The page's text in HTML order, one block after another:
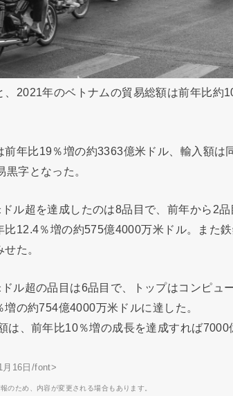
、2021年のベトナムの貿易総額は前年比約
前年比19％増の約3363億米ドル、輸入額は
字となった。
ル超を達成したのは8品目で、前年から2
比12.4％増の約575億4000万米ドル。また
た。
ル超の品目は6品目で、トップはコンピュ
の約754億4000万米ドルに達した。
は、前年比10％増の成長を達成すれば7000
月16日/font>
のため、内容が変更される場合もあります。